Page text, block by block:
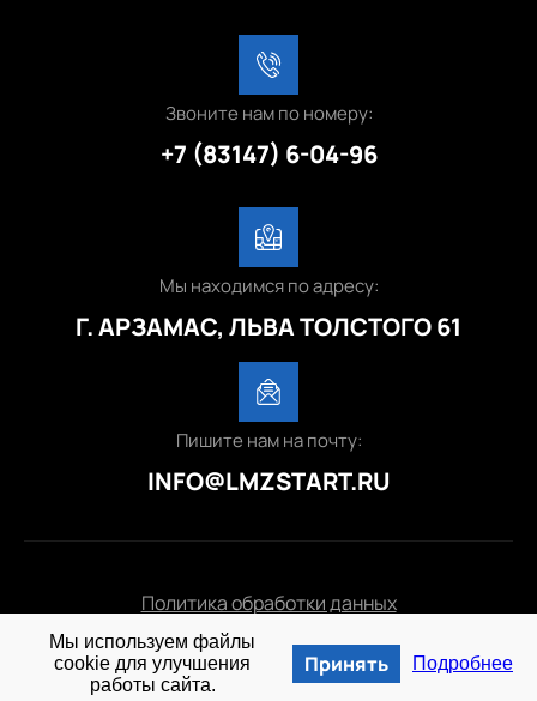
+7 (83147) 6-04-96
Звоните нам по номеру:
Г. АРЗАМАС, ЛЬВА ТОЛСТОГО 61
Мы находимся по адресу:
INFO@LMZSTART.RU
Пишите нам на почту:
Политика обработки данных
© 2025 lmzstart.ru
Мы используем файлы
cookie для улучшения
работы сайта.
Принять Подробнее